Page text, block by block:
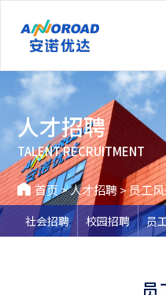
人才招聘
TALENT RECRUITMENT
首页>人才招聘>员工
社会招聘 校园招聘 员
员